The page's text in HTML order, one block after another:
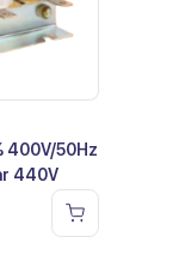
400V/50Hz
440V